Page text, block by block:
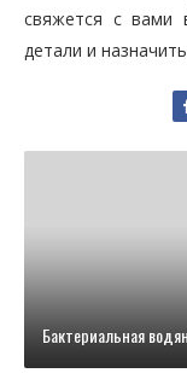
свяжется с вами
детали и
Бактериальная